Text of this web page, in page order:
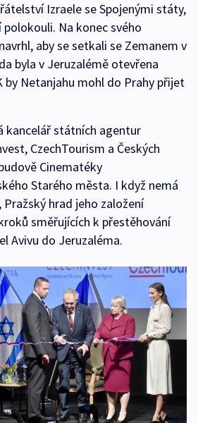
Izraele se Spojenými státy,
Na konec svého
aby se setkali se Zemanem v
byla v Jeruzalémě otevřena
by Netanjahu mohl do Prahy přijet
kancelář státních agentur
CzechTourism a Českých
Cinematéky
Starého města. I když nemá
hrad jeho založení
směřujících k přestěhování
Avivu do Jeruzaléma.